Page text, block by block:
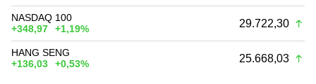
NASDAQ 100
+348,97
+1,19% 29.722,30
HANG SENG
+136,03
+0,53% 25.668,03